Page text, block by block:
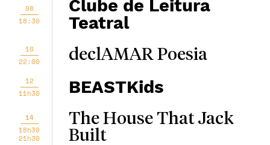
08
18:30
Clube de Leitura
Teatral
10
22:00
declAMAR Poesia
12
11h30
BEASTKids
14
18h30
21h30
The House That Jack
Built